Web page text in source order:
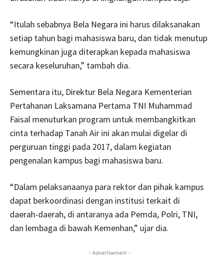
“Itulah sebabnya Bela Negara ini harus dilaksanakan
setiap tahun bagi mahasiswa baru, dan tidak menutup
kemungkinan juga diterapkan kepada mahasiswa
secara keseluruhan,” tambah dia.
Sementara itu, Direktur Bela Negara Kementerian
Pertahanan Laksamana Pertama TNI Muhammad
Faisal menuturkan program untuk membangkitkan
cinta terhadap Tanah Air ini akan mulai digelar di
perguruan tinggi pada 2017, dalam kegiatan
pengenalan kampus bagi mahasiswa baru.
“Dalam pelaksanaanya para rektor dan pihak kampus
dapat berkoordinasi dengan institusi terkait di
daerah-daerah, di antaranya ada Pemda, Polri, TNI,
dan lembaga di bawah Kemenhan,” ujar dia.
- Advertisement -